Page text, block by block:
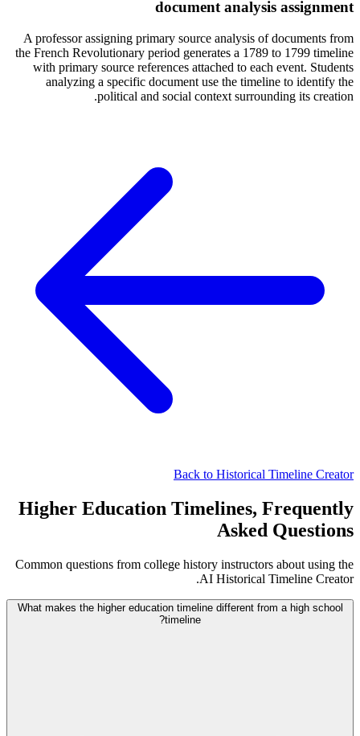
document analysis assignment
A professor assigning primary source analysis of documents from
the French Revolutionary period generates a 1789 to 1799 timeline
with primary source references attached to each event. Students
analyzing a specific document use the timeline to identify the
political and social context surrounding its creation.
Back to Historical Timeline Creator
Higher Education Timelines, Frequently
Asked Questions
Common questions from college history instructors about using the
AI Historical Timeline Creator.
What makes the higher education timeline different from a high school
timeline?